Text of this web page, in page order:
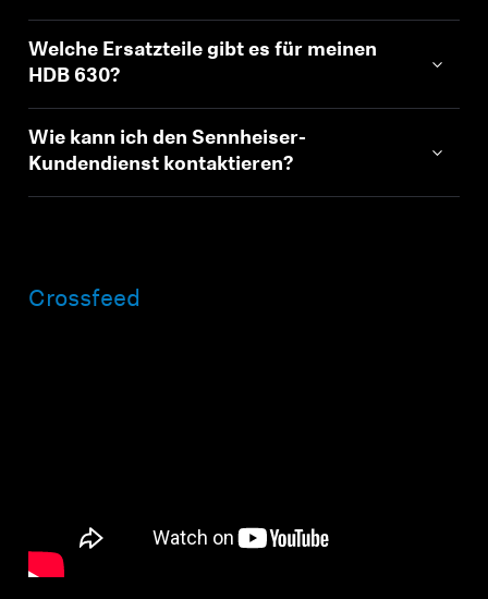
Welche Ersatzteile gibt es für meinen
HDB 630?
Wie kann ich den Sennheiser-
Kundendienst kontaktieren?
Crossfeed